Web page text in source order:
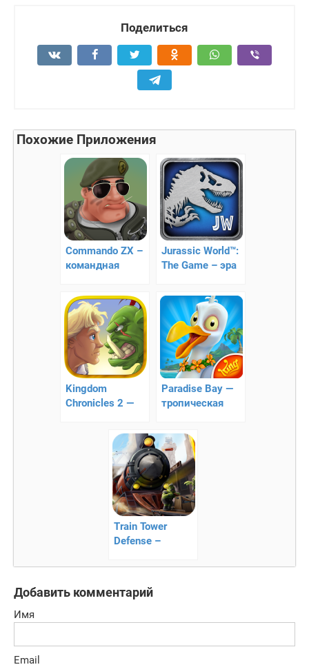
Поделиться
Похожие Приложения
Commando ZX –
командная
Jurassic World™:
The Game – эра
Kingdom
Chronicles 2 —
королевства 2
Paradise Bay —
тропическая
Train Tower
Defense –
Добавить комментарий
Имя
Email